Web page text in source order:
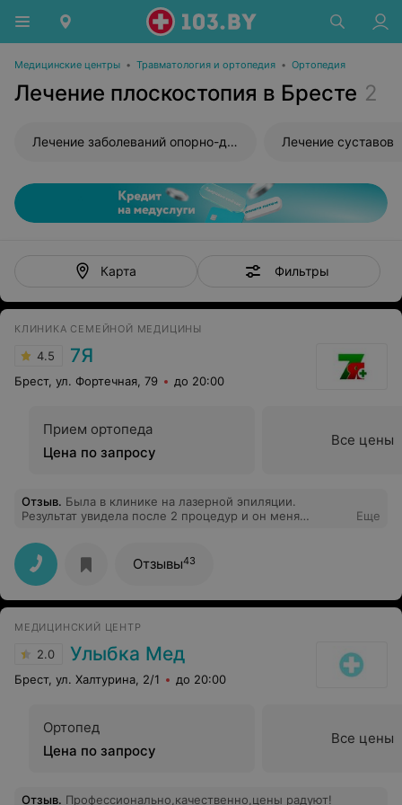
Медицинские центры • Травматология и ортопедия • Ортопедия
Лечение плоскостопия в Бресте 2
Лечение заболеваний опорно-двигательного аппарата Лечение суставов
Карта Фильтры
КЛИНИКА СЕМЕЙНОЙ МЕДИЦИНЫ
4.5 7Я
Брест, ул. Фортечная, 79 до 20:00
Прием ортопеда
Цена по запросу
Все цены
Отзыв. Была в клинике на лазерной эпиляции.
Результат увидела после 2 процедур и он меня
приятная. Девушка, которая проводит процедуру, все
рассказала и ответила на все мои вопросы. Жалею, что
не обратилась сюда раньше.
Еще
Отзывы43
МЕДИЦИНСКИЙ ЦЕНТР
2.0 Улыбка Мед
Брест, ул. Халтурина, 2/1 до 20:00
Ортопед
Цена по запросу
Все цены
Отзыв. Профессионально,качественно,цены радуют!